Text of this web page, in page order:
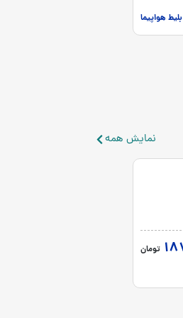
نمایش همه
تومان